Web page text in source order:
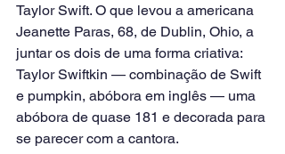
Taylor Swift. O que levou a americana
Jeanette Paras, 68, de Dublin, Ohio, a
juntar os dois de uma forma criativa:
Taylor Swiftkin — combinação de Swift
e pumpkin, abóbora em inglês — uma
abóbora de quase 181 e decorada para
se parecer com a cantora.